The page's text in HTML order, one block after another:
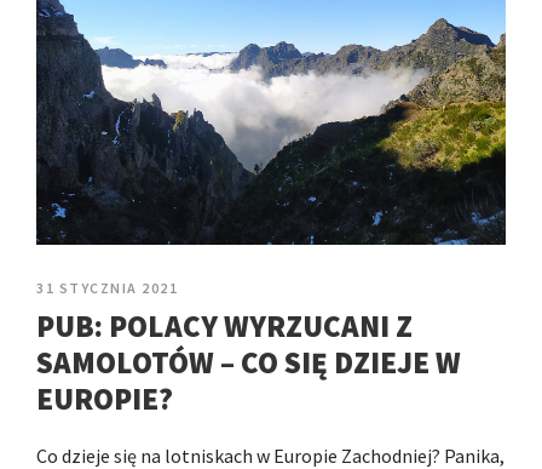
31 STYCZNIA 2021
PUB: POLACY WYRZUCANI Z
SAMOLOTÓW – CO SIĘ DZIEJE W
EUROPIE?
Co dzieje się na lotniskach w Europie Zachodniej? Panika,